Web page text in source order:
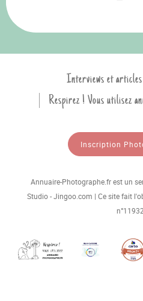
Interviews et articles
Respirez ! Vous utilisez
Inscription
Annuaire-Photographe.fr est un
Studio - Jingoo.com | Ce site fait